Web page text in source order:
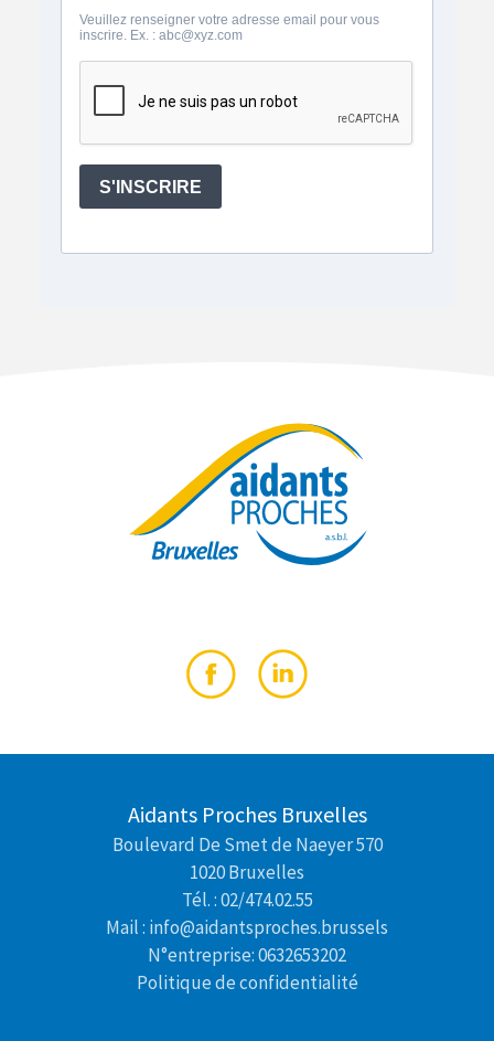
Aidants Proches Bruxelles
Boulevard De Smet de Naeyer 570
1020 Bruxelles
Tél. : 02/474.02.55
Mail : info@aidantsproches.brussels
N°entreprise: 0632653202
Politique de confidentialité